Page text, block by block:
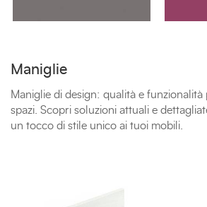
Maniglie
Maniglie di design: qualità e
spazi. Scopri soluzioni attuali e
un tocco di stile unico ai tuoi mobili.